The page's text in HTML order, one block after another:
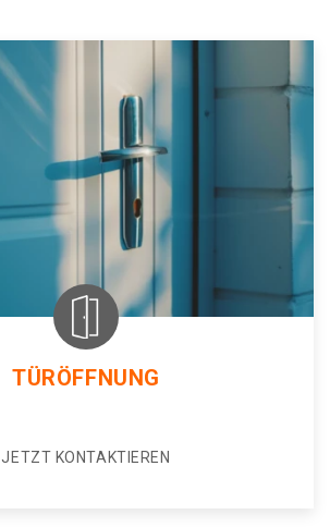
TÜRÖFFNUNG
JETZT KONTAKTIEREN